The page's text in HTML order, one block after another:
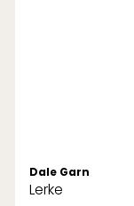
Dale Garn
Lerke